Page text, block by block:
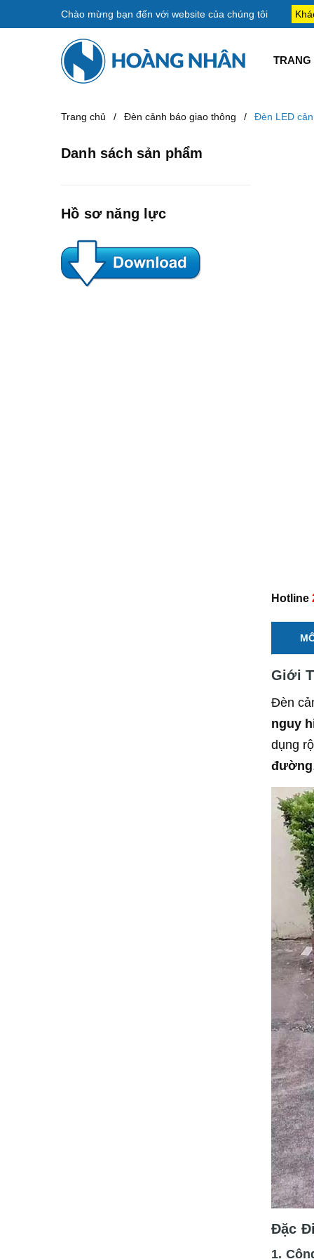
Chào mừng bạn đến với website của chúng tôi
TRANG
Trang chủ / Đèn cảnh báo giao thông / Đèn LED
Hotline
Giới
Đèn
nguy
dụng
đường
Đặc
1.
Danh sách sản phẩm
Hồ sơ năng lực